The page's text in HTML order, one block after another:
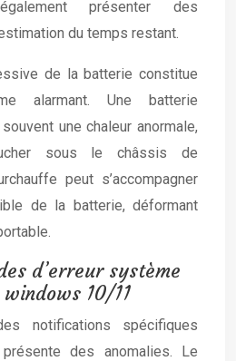
présenter des
du temps restant.
de la batterie constitue
alarmant. Une batterie
une chaleur anormale,
sous le châssis de
peut s’accompagner
de la batterie, déformant
d’erreur système
10/11
notifications spécifiques
des anomalies. Le